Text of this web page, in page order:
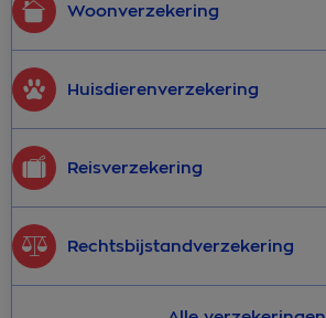
Woonverzekering
Huisdierenverzekering
Reisverzekering
Rechtsbijstandverzekering